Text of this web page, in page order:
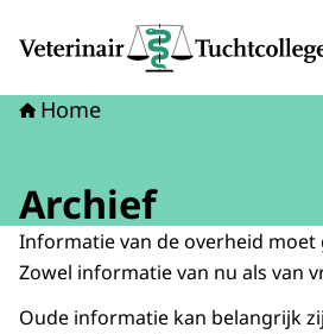
Home
Archief
Informatie van de overheid moet
Zowel informatie van nu als van
Oude informatie kan belangrijk